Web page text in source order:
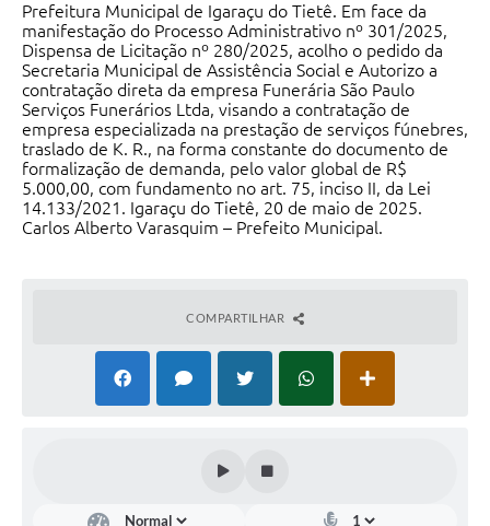
Prefeitura Municipal de Igaraçu do Tietê. Em face da
manifestação do Processo Administrativo nº 301/2025,
Dispensa de Licitação nº 280/2025, acolho o pedido da
Secretaria Municipal de Assistência Social e Autorizo a
contratação direta da empresa Funerária São Paulo
Serviços Funerários Ltda, visando a contratação de
empresa especializada na prestação de serviços fúnebres,
traslado de K. R., na forma constante do documento de
formalização de demanda, pelo valor global de R$
5.000,00, com fundamento no art. 75, inciso II, da Lei
14.133/2021. Igaraçu do Tietê, 20 de maio de 2025.
Carlos Alberto Varasquim – Prefeito Municipal.
COMPARTILHAR